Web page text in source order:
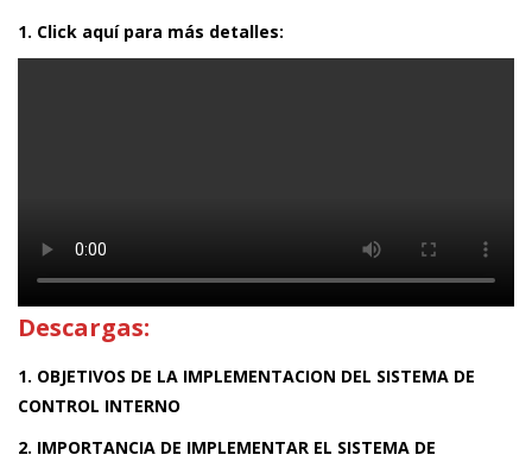
1. Click aquí para más detalles:
Descargas:
1. OBJETIVOS DE LA IMPLEMENTACION DEL SISTEMA DE
CONTROL INTERNO
2. IMPORTANCIA DE IMPLEMENTAR EL SISTEMA DE